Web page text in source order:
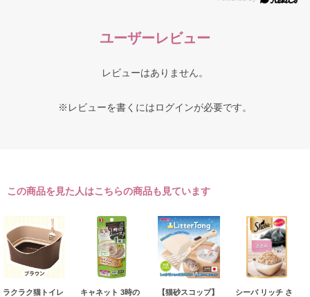
ユーザーレビュー
レビューはありません。
※レビューを書くにはログインが必要です。
この商品を見た人はこちらの商品も見ています
ラクラク猫トイレ
キャネット 3時の
【猫砂スコップ】
シーバ リッチ さ